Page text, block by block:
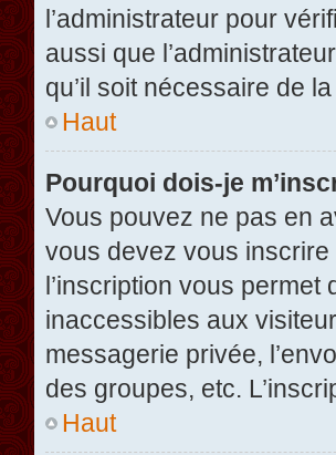
l’administrateur pour
aussi que
qu’il soit nécessaire de
Haut
Pourquoi dois-je
Vous pouvez ne pas en
vous devez vous
l’inscription vous
inaccessibles aux
messagerie privée,
des groupes, etc.
Haut